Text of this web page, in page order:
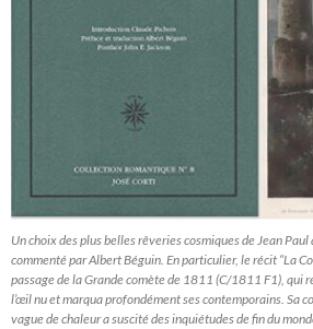
Un choix des plus belles rêveries cosmiques de Jean
commenté par Albert Béguin. En particulier, le récit “La
passage de la Grande comète de 1811 (C/1811 F1), qui
l’œil nu et marqua profondément ses contemporains. Sa
vague de chaleur a suscité des inquiétudes de fin du